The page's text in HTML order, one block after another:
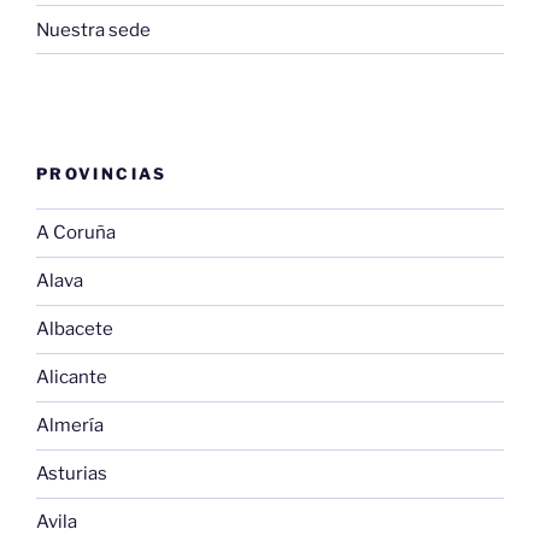
Nuestra sede
PROVINCIAS
A Coruña
Alava
Albacete
Alicante
Almería
Asturias
Avila